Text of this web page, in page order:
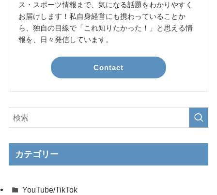
ス・スポーツ情報まで、気になる話題をわかりやすく
お届けします！私自身経営にも携わっていることか
ら、独自の目線で「これ知りたかった！」と思える情
報を、日々発信しています。
Contact
カテゴリー
YouTube/TikTok